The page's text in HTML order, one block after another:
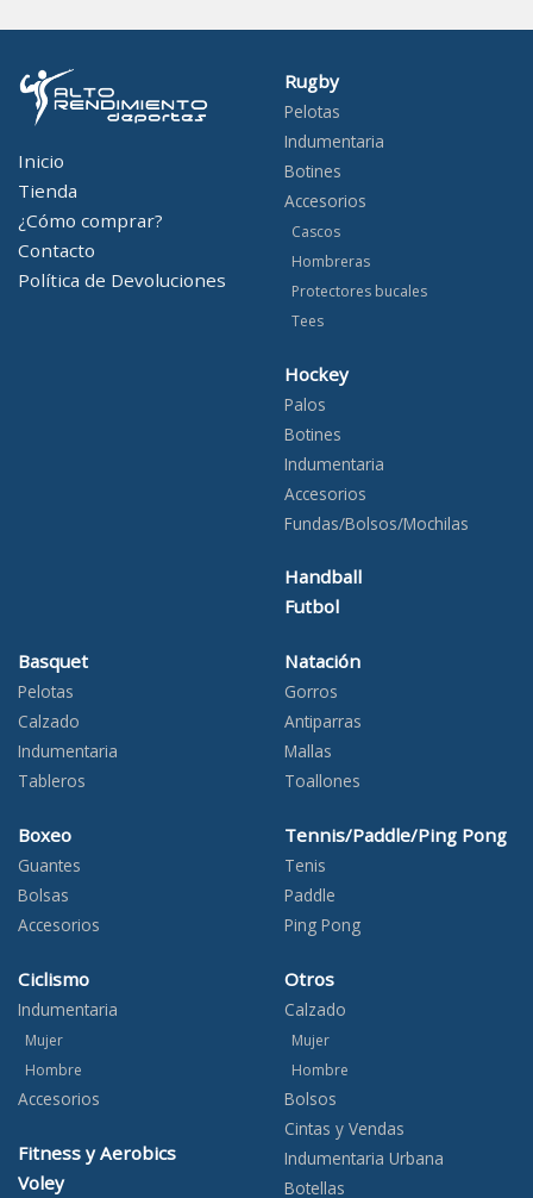
Inicio
Tienda
¿Cómo comprar?
Contacto
Política de Devoluciones
Rugby
Pelotas
Indumentaria
Botines
Accesorios
Cascos
Hombreras
Protectores bucales
Tees
Hockey
Palos
Botines
Indumentaria
Accesorios
Fundas/Bolsos/Mochilas
Handball
Futbol
Basquet
Pelotas
Calzado
Indumentaria
Tableros
Boxeo
Guantes
Bolsas
Accesorios
Ciclismo
Indumentaria
Mujer
Hombre
Accesorios
Fitness y Aerobics
Voley
Natación
Gorros
Antiparras
Mallas
Toallones
Tennis/Paddle/Ping Pong
Tenis
Paddle
Ping Pong
Otros
Calzado
Mujer
Hombre
Bolsos
Cintas y Vendas
Indumentaria Urbana
Botellas